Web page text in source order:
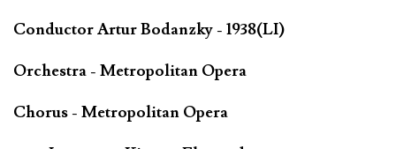
Conductor Artur Bodanzky - 1938(LI)
Orchestra - Metropolitan Opera
Chorus - Metropolitan Opera